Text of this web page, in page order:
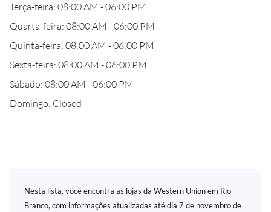
Terça-feira: 08:00 AM - 06:00 PM
Quarta-feira: 08:00 AM - 06:00 PM
Quinta-feira: 08:00 AM - 06:00 PM
Sexta-feira: 08:00 AM - 06:00 PM
Sábado: 08:00 AM - 06:00 PM
Domingo: Closed
Nesta lista, você encontra as lojas da Western Union em Rio
Branco, com informações atualizadas até dia 7 de novembro de